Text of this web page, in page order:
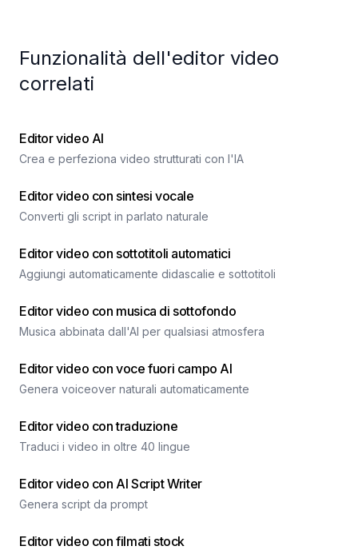
Funzionalità dell'editor video
correlati
Editor video AI
Crea e perfeziona video strutturati con l'IA
Editor video con sintesi vocale
Converti gli script in parlato naturale
Editor video con sottotitoli automatici
Aggiungi automaticamente didascalie e sottotitoli
Editor video con musica di sottofondo
Musica abbinata dall'AI per qualsiasi atmosfera
Editor video con voce fuori campo AI
Genera voiceover naturali automaticamente
Editor video con traduzione
Traduci i video in oltre 40 lingue
Editor video con AI Script Writer
Genera script da prompt
Editor video con filmati stock